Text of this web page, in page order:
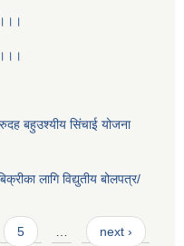
बहुउश्यीय सिंचाई योजना
लागि विद्युतीय बोलपत्र/
5 … next ›